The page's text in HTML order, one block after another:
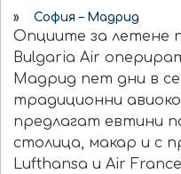
» София – Мадрид
Опциите за летене
Bulgaria Air
Мадрид пет дни в
традиционни
предлагат евтини
столица, макар и с
Lufthansa и Air